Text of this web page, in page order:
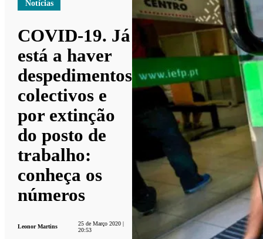
Notícias
COVID-19. Já
está a haver
despedimentos
colectivos e
por extinção
do posto de
trabalho:
conheça os
números
Leonor Martins
25 de Março 2020 |
20:53